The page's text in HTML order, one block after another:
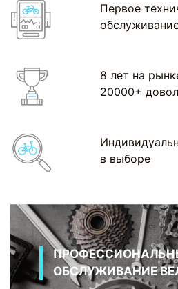
Первое
8 лет на
20000+
в выборе
ОБСЛУЖИВАНИЕ